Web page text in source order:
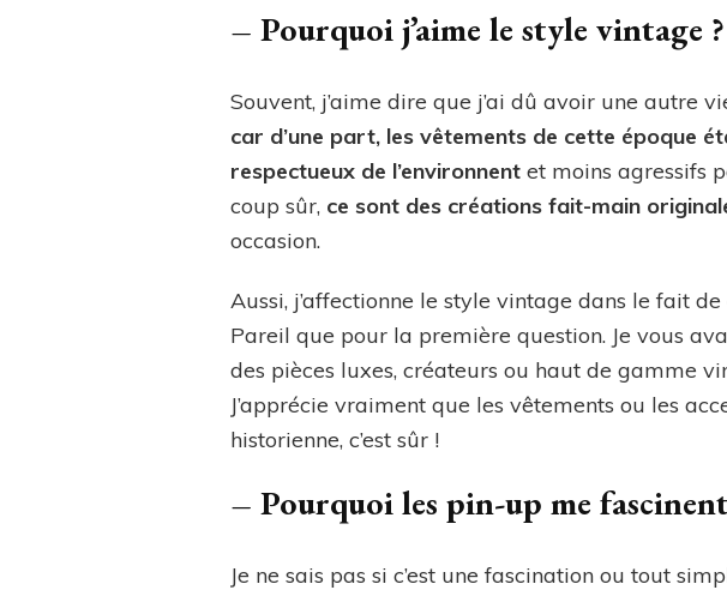
– Pourquoi j’aime le style vintage ?
Souvent, j’aime dire que j’ai dû avoir une autre
car d’une part, les vêtements de cette époque
respectueux de l’environnent et moins agressifs
coup sûr, ce sont des créations fait-main
occasion.
Aussi, j’affectionne le style vintage dans le fait
Pareil que pour la première question. Je vous
des pièces luxes, créateurs ou haut de gamme
J’apprécie vraiment que les vêtements ou les
historienne, c’est sûr !
– Pourquoi les pin-up me
Je ne sais pas si c’est une fascination ou tout